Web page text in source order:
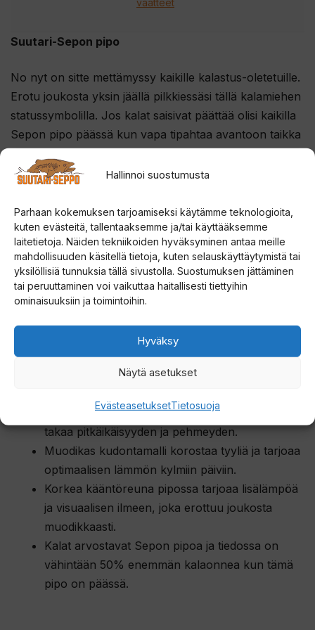
Hallinnoi suostumusta
Parhaan kokemuksen tarjoamiseksi käytämme teknologioita,
kuten evästeitä, tallentaaksemme ja/tai käyttääksemme
laitetietoja. Näiden tekniikoiden hyväksyminen antaa meille
mahdollisuuden käsitellä tietoja, kuten selauskäyttäytymistä tai
yksilöllisiä tunnuksia tällä sivustolla. Suostumuksen jättäminen
tai peruuttaminen voi vaikuttaa haitallisesti tiettyihin
ominaisuuksiin ja toimintoihin.
Hyväksy
Näytä asetukset
EvästeasetuksetTietosuoja
Suutari-Sepon pipo
No nyt on sitte mettämyssy kaikille kalastus-oletetuille.
Erotu joukosta yksin jäällä pilkkiessäsi tällä kalamiehen
statussymbolilla. Jos kalat saisivat päättää olisi kaikilla
Sepon pipo päässä kun vapa tipahtaa avantoon taikka
lähtevä kiroilu kuuluu naapuripitäjään asti.
Pipon kudos vain korostuu kun sotket siihen vähän
hauen suljuja ja roiskit suomutessa siian suomuja.
Suositeltavaa on myös pyyhkiä kädet joka
harrinpuhkomisen jälkeen lakkiin että sopiva patina
saadaan aikaseksi.
tulivat tuolta tievan takkaa maailmalta. Zigi Zagi niminen
firma nämä meille loihti ja tuossa alla valmistajan
asiapitoinen selostus pipoista.
50% kierrätetty akryyli ja 50% akryyli sekoitus
takaa pitkäikäisyyden ja pehmeyden.
Muodikas kudontamalli korostaa tyyliä ja tarjoaa
optimaalisen lämmön kylmiin päiviin.
Korkea kääntöreuna pipossa tarjoaa lisälämpöä
ja visuaalisen ilmeen, joka erottuu joukosta
muodikkaasti.
Kalat arvostavat Sepon pipoa ja tiedossa on
vähintään 50% enemmän kalaonnea kun tämä
pipo on päässä.
vaatteet